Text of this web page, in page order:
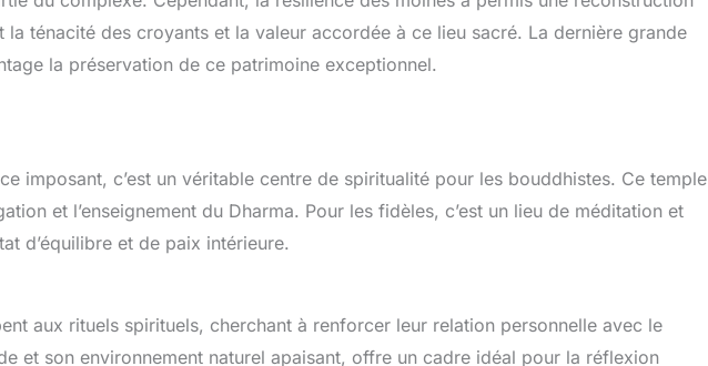
la ténacité des croyants et la valeur accordée à ce lieu sacré. La dernière grande
la préservation de ce patrimoine exceptionnel.
imposant, c’est un véritable centre de spiritualité pour les bouddhistes. Ce temple
et l’enseignement du Dharma. Pour les fidèles, c’est un lieu de méditation et
d’équilibre et de paix intérieure.
aux rituels spirituels, cherchant à renforcer leur relation personnelle avec le
et son environnement naturel apaisant, offre un cadre idéal pour la réflexion